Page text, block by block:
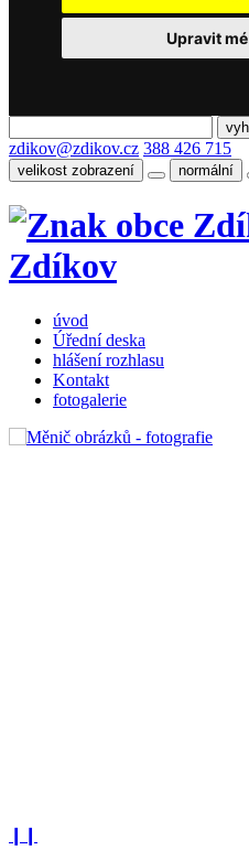
Upravit
zdikov@zdikov.cz 388 426 715
velikost zobrazení normální
Zdíkov
úvod
Úřední deska
hlášení rozhlasu
Kontakt
fotogalerie